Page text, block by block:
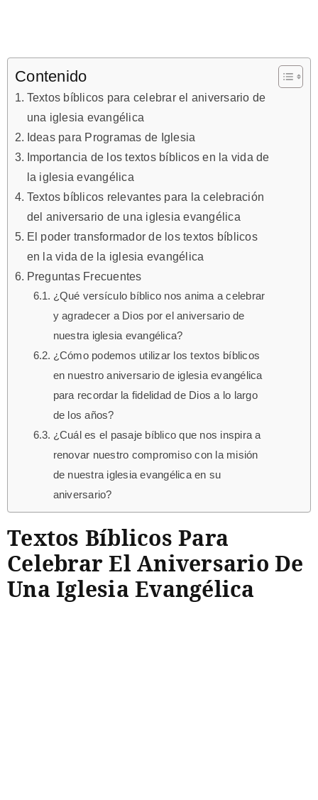
Contenido
Textos bíblicos para celebrar el aniversario de
una iglesia evangélica
Ideas para Programas de Iglesia
Importancia de los textos bíblicos en la vida de
la iglesia evangélica
Textos bíblicos relevantes para la celebración
del aniversario de una iglesia evangélica
El poder transformador de los textos bíblicos
en la vida de la iglesia evangélica
Preguntas Frecuentes
¿Qué versículo bíblico nos anima a celebrar
y agradecer a Dios por el aniversario de
nuestra iglesia evangélica?
¿Cómo podemos utilizar los textos bíblicos
en nuestro aniversario de iglesia evangélica
para recordar la fidelidad de Dios a lo largo
de los años?
¿Cuál es el pasaje bíblico que nos inspira a
renovar nuestro compromiso con la misión
de nuestra iglesia evangélica en su
aniversario?
Textos Bíblicos Para
Celebrar El Aniversario De
Una Iglesia Evangélica